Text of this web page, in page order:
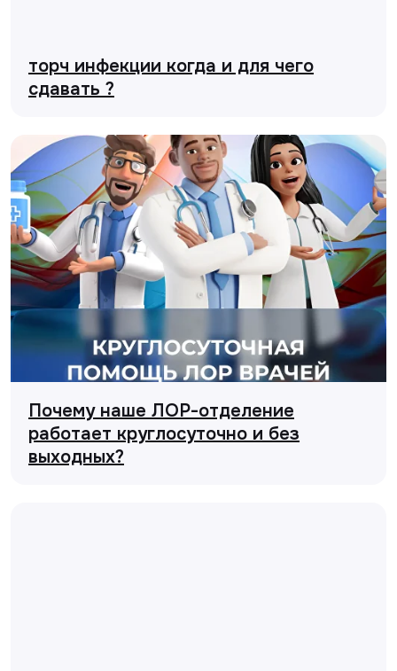
торч инфекции когда и для чего
сдавать ?
Почему наше ЛОР-отделение
работает круглосуточно и без
выходных?